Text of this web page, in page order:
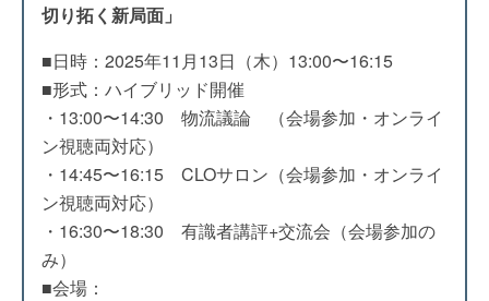
切り拓く新局面」
■日時：2025年11月13日（木）13:00〜16:15
■形式：ハイブリッド開催
・13:00〜14:30 物流議論 （会場参加・オンライ
ン視聴両対応）
・14:45〜16:15 CLOサロン（会場参加・オンライ
ン視聴両対応）
・16:30〜18:30 有識者講評+交流会（会場参加の
み）
■会場：